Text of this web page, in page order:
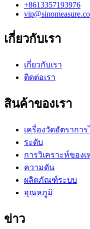
+8613357193976
เกี่ยวกับเรา
เกี่ยวกับเรา
ติดต่อเรา
สินค้าของเรา
เครื่องวัดอัตราการ
ระดับ
การวิเคราะห์ของเ
ความดัน
ผลิตภัณฑ์ระบบ
อุณหภูมิ
ข่าว